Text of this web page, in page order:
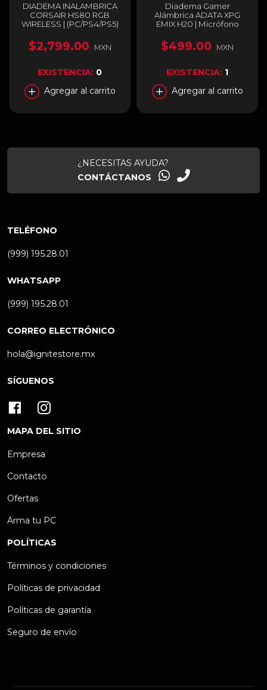
DIADEMA INALAMBRICA
CORSAIR HS80 RGB
WIRELESS | (PC/PS4/PS5)
$2,799.00 MXN
EXISTENCIA: 0
Agregar al carrito
Diadema Gamer
Alámbrica ADATA XPG
EMIX H20 | Micrófono
Omnidireccional | Sonido
Envolvente 7.1 | Cable USB
H20
$499.00 MXN
EXISTENCIA: 1
Agregar al carrito
¿NECESITAS AYUDA?
CONTÁCTANOS
TELÉFONO
(999) 195.28.01
WHATSAPP
(999) 195.28.01
CORREO ELECTRÓNICO
hola@ignitestore.mx
SÍGUENOS
MAPA DEL SITIO
Empresa
Contacto
Ofertas
Arma tu PC
POLÍTICAS
Términos y condiciones
Políticas de privacidad
Políticas de garantía
Seguro de envío